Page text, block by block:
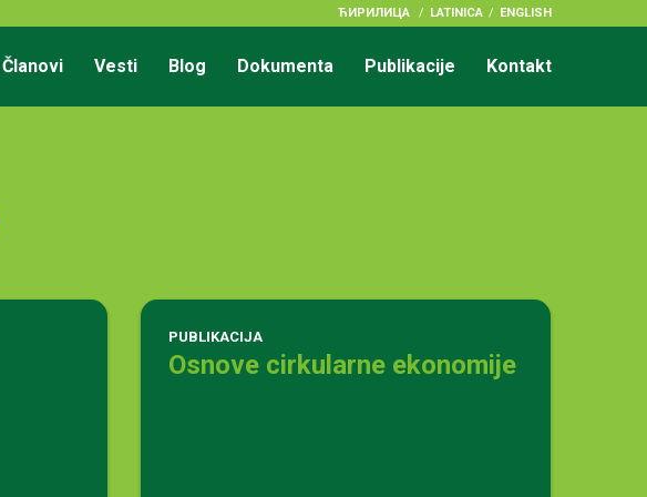
ЋИРИЛИЦА / LATINICA ENGLISH
Članovi Vesti Blog Dokumenta Publikacije Kontakt
PUBLIKACIJA
Osnove cirkularne ekonomije